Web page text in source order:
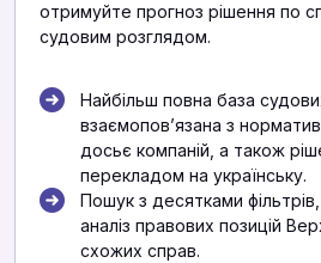
отримуйте прогноз рішення по
судовим розглядом.
Найбільш повна база
взаємоповʼязана з
досьє компаній, а також
перекладом на українську.
Пошук з десятками
аналіз правових позицій
схожих справ.